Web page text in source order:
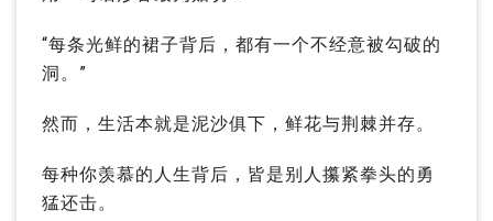
“每条光鲜的裙子背后，都有一个不经意被勾破的
洞。”
然而，生活本就是泥沙俱下，鲜花与荆棘并存。
每种你羡慕的人生背后，皆是别人攥紧拳头的勇
猛还击。